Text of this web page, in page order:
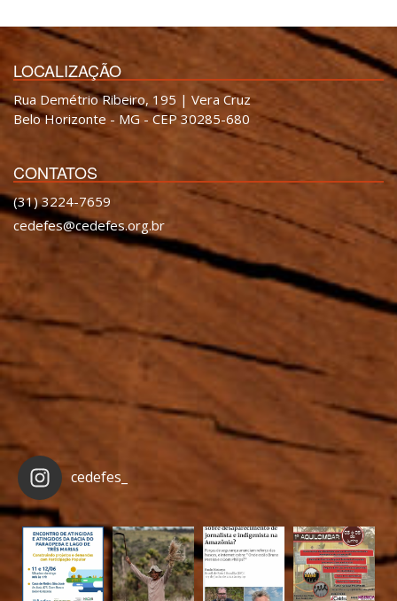
LOCALIZAÇÃO
Rua Demétrio Ribeiro, 195 | Vera Cruz
Belo Horizonte - MG - CEP 30285-680
CONTATOS
(31) 3224-7659
cedefes@cedefes.org.br
cedefes_